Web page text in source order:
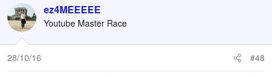
ez4MEEEEE
Youtube Master Race
28/10/16 #48